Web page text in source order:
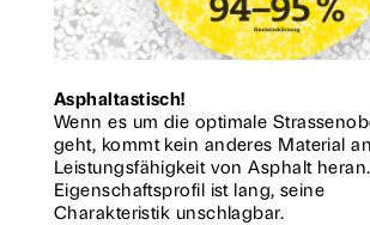
Asphaltastisch!
Wenn es um die optimale
geht, kommt kein anderes Material
Leistungsfähigkeit von Asphalt
Eigenschaftsprofil ist lang, seine
Charakteristik unschlagbar.